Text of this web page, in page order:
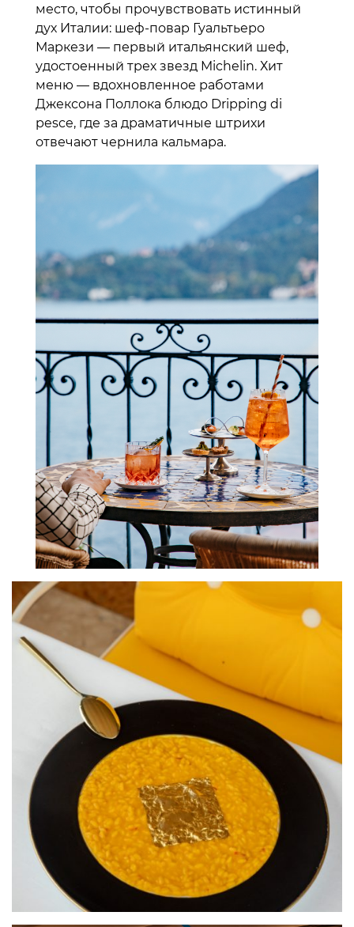
место, чтобы прочувствовать истинный
дух Италии: шеф-повар Гуальтьеро
Маркези — первый итальянский шеф,
удостоенный трех звезд Michelin. Хит
меню — вдохновленное работами
Джексона Поллока блюдо Dripping di
pesce, где за драматичные штрихи
отвечают чернила кальмара.